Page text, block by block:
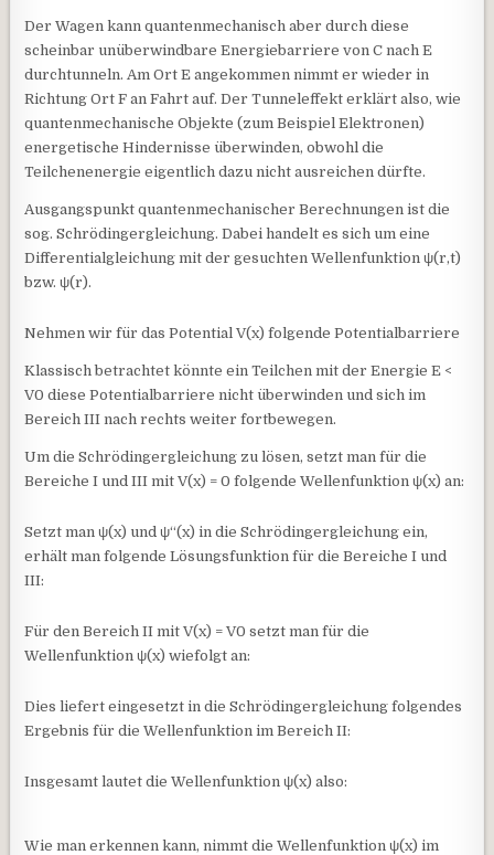
Der Wagen kann quantenmechanisch aber durch diese
scheinbar unüberwindbare Energiebarriere von C nach E
durchtunneln. Am Ort E angekommen nimmt er wieder in
Richtung Ort F an Fahrt auf. Der Tunneleffekt erklärt also, wie
quantenmechanische Objekte (zum Beispiel Elektronen)
energetische Hindernisse überwinden, obwohl die
Teilchenenergie eigentlich dazu nicht ausreichen dürfte.
Ausgangspunkt quantenmechanischer Berechnungen ist die
sog. Schrödingergleichung. Dabei handelt es sich um eine
Differentialgleichung mit der gesuchten Wellenfunktion ψ(r,t)
bzw. ψ(r).
Nehmen wir für das Potential V(x) folgende Potentialbarriere
Klassisch betrachtet könnte ein Teilchen mit der Energie E <
V0 diese Potentialbarriere nicht überwinden und sich im
Bereich III nach rechts weiter fortbewegen.
Um die Schrödingergleichung zu lösen, setzt man für die
Bereiche I und III mit V(x) = 0 folgende Wellenfunktion ψ(x) an:
Setzt man ψ(x) und ψ“(x) in die Schrödingergleichung ein,
erhält man folgende Lösungsfunktion für die Bereiche I und
III:
Für den Bereich II mit V(x) = V0 setzt man für die
Wellenfunktion ψ(x) wiefolgt an:
Dies liefert eingesetzt in die Schrödingergleichung folgendes
Ergebnis für die Wellenfunktion im Bereich II:
Insgesamt lautet die Wellenfunktion ψ(x) also:
Wie man erkennen kann, nimmt die Wellenfunktion ψ(x) im